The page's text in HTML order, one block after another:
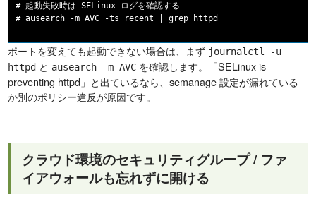
# 起動失敗時は SELinux ログを確認する
ポートを変えても起動できない場合は、まず journalctl -u
httpd と ausearch -m AVC を確認します。「SELinux is
preventing httpd」と出ているなら、semanage 設定が漏れている
か別のポリシー違反が原因です。
クラウド環境のセキュリティグループ / ファ
イアウォールも忘れずに開ける